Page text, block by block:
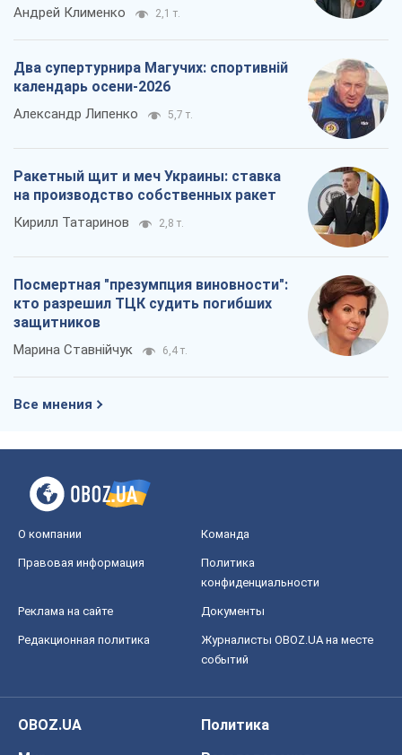
Андрей Клименко 2,1 т.
Два супертурнира Магучих: спортивній
календарь осени-2026
Александр Липенко 5,7 т.
Ракетный щит и меч Украины: ставка
на производство собственных ракет
Кирилл Татаринов 2,8 т.
Посмертная "презумпция виновности":
кто разрешил ТЦК судить погибших
защитников
Марина Ставнійчук 6,4 т.
Все мнения
О компании Команда
Правовая информация
Политика
конфиденциальности
Реклама на сайте Документы
Редакционная политика
Журналисты OBOZ.UA на месте
событий
OBOZ.UA
Политика